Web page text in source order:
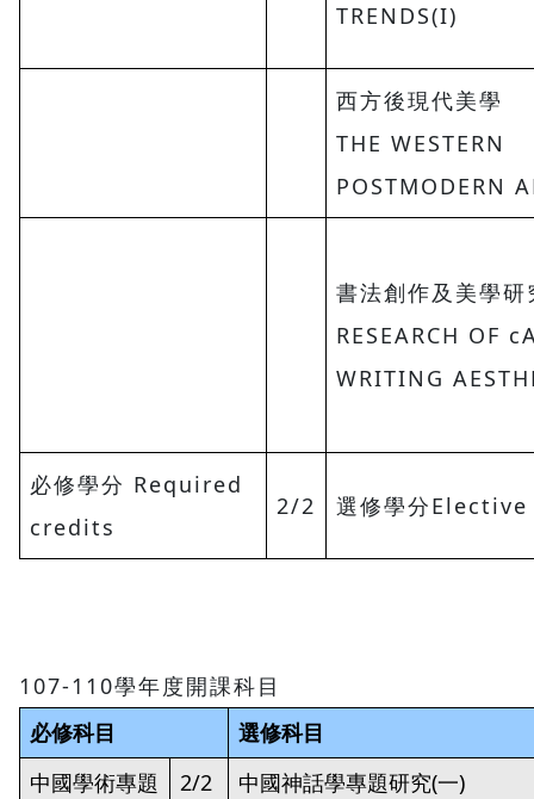
TRENDS(I)
西方後現代美學
THE WESTERN
POSTMODERN
書法創作及美學研
RESEARCH OF
WRITING
必修學分 Required
credits
2/2 選修學分
107-110學年度開課科目
必修科目
選修科目
中國學術專題
2/2
中國神話學專題研究(一)